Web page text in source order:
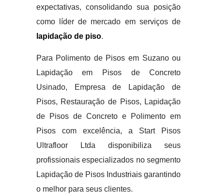
expectativas, consolidando sua posição
como líder de mercado em serviços de
lapidação de piso.
Para Polimento de Pisos em Suzano ou
Lapidação em Pisos de Concreto
Usinado, Empresa de Lapidação de
Pisos, Restauração de Pisos, Lapidação
de Pisos de Concreto e Polimento em
Pisos com excelência, a Start Pisos
Ultrafloor Ltda disponibiliza seus
profissionais especializados no segmento
Lapidação de Pisos Industriais garantindo
o melhor para seus clientes.